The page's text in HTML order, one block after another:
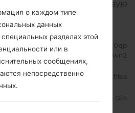
как прошить стоковую
Samsungздесь
SM-J710MN_1_20190108070914_0qp
h0klwn2
4 files
1.64 GiB
о каждом типе
данных
разделах этой
или в
сообщениях,
непосредственно